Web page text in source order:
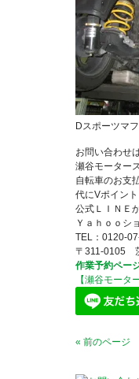
Dスポーツマ
お問い合わせ
瀬谷モーター
自転車のお支
代にVポイン
公式ＬＩＮＥ
Ｙａｈｏｏシ
TEL：0120-
〒311-0105
作業予約ペー
【瀬谷モータ
« 前のページ